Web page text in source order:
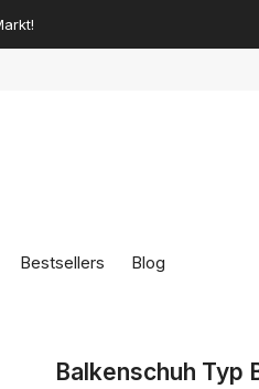
Bestsellers Blog
Balkenschuh Typ